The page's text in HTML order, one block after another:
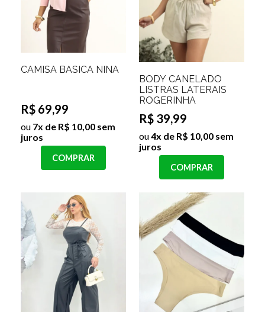
CAMISA BASICA NINA
R$ 69,99
ou 7x de R$ 10,00 sem
juros
COMPRAR
BODY CANELADO
LISTRAS LATERAIS
ROGERINHA
R$ 39,99
ou4x de R$ 10,00 sem
juros
COMPRAR